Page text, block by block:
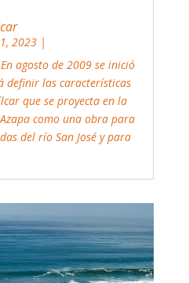
agosto de 2009 se inició
las características
que se proyecta en la
como una obra para
del río San José y para